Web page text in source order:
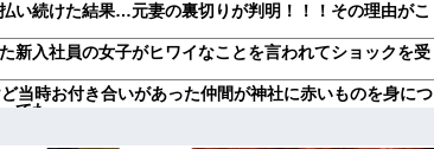
払い続けた結果…元妻の裏切りが判明！！！その理由がこ
新入社員の女子がヒワイなことを言われてショックを受
当時お付き合いがあった仲間が神社に赤いものを身につ
てた